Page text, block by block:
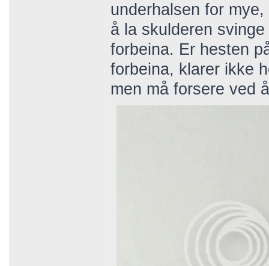
underhalsen for
å la skulderen
forbeina. Er hesten
forbeina, klarer ikke
men må forsere ved